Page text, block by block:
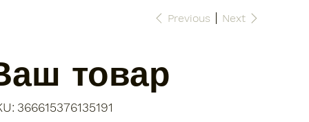
Previous Next
товар
SKU
366615376135191
366615376135191